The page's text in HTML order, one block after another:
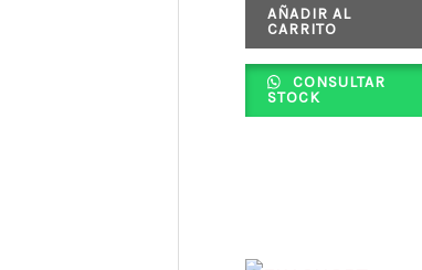
AÑADIR AL
CARRITO
CONSULTAR
STOCK